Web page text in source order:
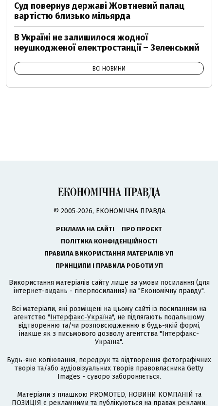
Суд повернув державі Жовтневий палац
вартістю близько мільярда
В Україні не залишилося жодної
неушкодженої електростанції – Зеленський
ВСІ НОВИНИ
© 2005-2026, ЕКОНОМІЧНА ПРАВДА
РЕКЛАМА НА САЙТІ
ПРО ПРОЄКТ
ПОЛІТИКА КОНФІДЕНЦІЙНОСТІ
ПРАВИЛА ВИКОРИСТАННЯ МАТЕРІАЛІВ УП
ПРИНЦИПИ І ПРАВИЛА РОБОТИ УП
Використання матеріалів сайту лише за умови посилання (для
інтернет-видань - гіперпосилання) на "Економічну правду".
Всі матеріали, які розміщені на цьому сайті із посиланням на
агентство "Інтерфакс-Україна", не підлягають подальшому
відтворенню та/чи розповсюдженню в будь-якій формі,
інакше як з письмового дозволу агентства "Інтерфакс-
Україна".
Будь-яке копіювання, передрук та відтворення фотографічних
творів та/або аудіовізуальних творів правовласника Getty
Images - суворо забороняється.
Матеріали з плашкою PROMOTED, НОВИНИ КОМПАНІЙ та
ПОЗИЦІЯ є рекламними та публікуються на правах реклами.